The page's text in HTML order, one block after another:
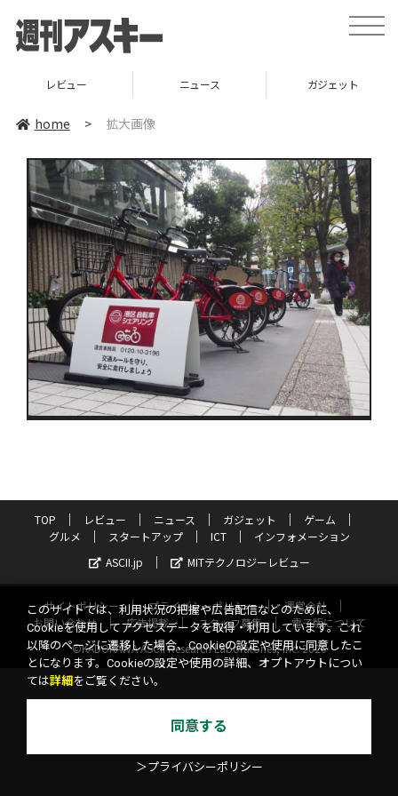
toggle
レビュー ニュース ガジェット
home > 拡大画像
TOP レビュー ニュース ガジェット
ゲーム
グルメ
スタートアップ ICT
インフォメーション
ASCII.jp
MITテクノロジーレビュー
サイトポリシー プライバシーポリシー
運営会社
お問い合わせ
広告掲載 スタッフ募集
電子版について
©KADOKAWA ASCII Research Laboratories, Inc. 2026
このサイトでは、利用状況の把握や広告配信などのために、
Cookieを使用してアクセスデータを取得・利用しています。これ
以降のページに遷移した場合、Cookieの設定や使用に同意したこ
とになります。Cookieの設定や使用の詳細、オプトアウトについ
ては詳細 をご覧ください。
同意する
＞プライバシーポリシー